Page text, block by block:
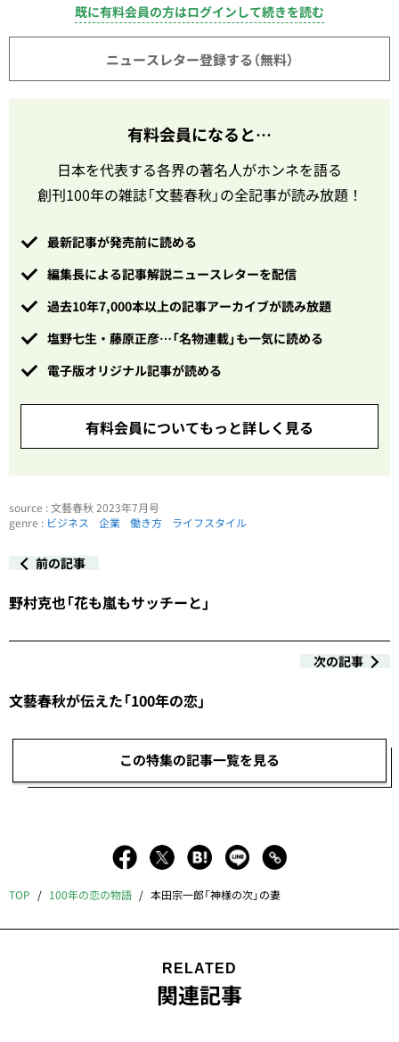
既に有料会員の方はログインして続きを読む
ニュースレター登録する（無料）
有料会員になると…
日本を代表する各界の著名人がホンネを語る
創刊100年の雑誌「文藝春秋」の全記事が読み放題！
最新記事が発売前に読める
編集長による記事解説ニュースレターを配信
過去10年7,000本以上の記事アーカイブが読み放題
塩野七生・藤原正彦…「名物連載」も一気に読める
電子版オリジナル記事が読める
有料会員についてもっと詳しく見る
source : 文藝春秋 2023年7月号
genre : ビジネス 企業 働き方 ライフスタイル
前の記事
野村克也「花も嵐もサッチーと」
次の記事
文藝春秋が伝えた「100年の恋」
この特集の記事一覧を見る
TOP 100年の恋の物語 本田宗一郎「神様の次」の妻
RELATED
関連記事